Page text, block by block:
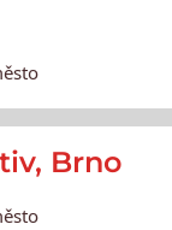
Brno